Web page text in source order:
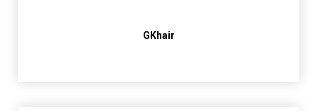
GKhair